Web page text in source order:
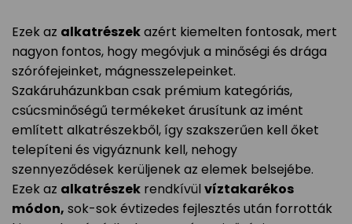
Ezek az alkatrészekazért kiemelten fontosak, mert
nagyon fontos, hogy megóvjuk a minőségi és drága
szórófejeinket, mágnesszelepeinket.
Szakáruházunkban csak prémium kategóriás,
csúcsminőségű termékeket árusítunk az imént
említett alkatrészekből, így szakszerűen kell őket
telepíteni és vigyáznunk kell, nehogy
szennyeződések kerüljenek az elemek belsejébe.
Ezek az alkatrészek rendkívülvíztakarékos
módon, sok-sok évtizedes fejlesztés után forrották